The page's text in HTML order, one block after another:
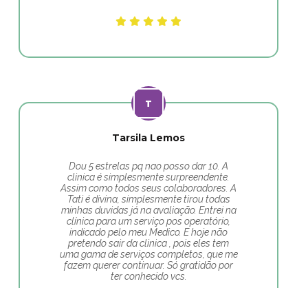
Tarsila Lemos
Dou 5 estrelas pq nao posso dar 10. A
clinica é simplesmente surpreendente.
Assim como todos seus colaboradores. A
Tati é divina, simplesmente tirou todas
minhas duvidas já na avaliação. Entrei na
clínica para um serviço pos operatório,
indicado pelo meu Medico. E hoje não
pretendo sair da clinica , pois eles tem
uma gama de serviços completos, que me
fazem querer continuar. Só gratidão por
ter conhecido vcs.